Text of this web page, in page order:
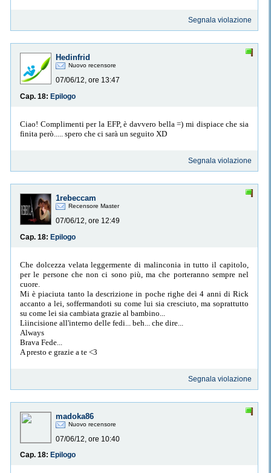
Segnala violazione
Hedinfrid
Nuovo recensore
07/06/12, ore 13:47
Cap. 18: Epilogo
Ciao! Complimenti per la EFP, è davvero bella =) mi dispiace che sia
finita però..... spero che ci sarà un seguito XD
Segnala violazione
1rebeccam
Recensore Master
07/06/12, ore 12:49
Cap. 18: Epilogo
Che dolcezza velata leggermente di malinconia in tutto il capitolo,
per le persone che non ci sono più, ma che porteranno sempre nel
cuore.
Mi è piaciuta tanto la descrizione in poche righe dei 4 anni di Rick
accanto a lei, soffermandoti su come lui sia cresciuto, ma soprattutto
su come lei sia cambiata grazie al bambino...
Lìincisione all'interno delle fedi... beh... che dire...
Always
Brava Fede...
A presto e grazie a te <3
Segnala violazione
madoka86
Nuovo recensore
07/06/12, ore 10:40
Cap. 18: Epilogo